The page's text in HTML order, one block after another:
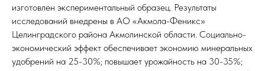
изготовлен экспериментальный образец. Результаты
исследований внедрены в АО «Акмола-Феникс»
Целинградского района Акмолинской области. Социально-
экономический эффект обеспечивает экономию минеральных
удобрений на 25-30%; повышает урожайность на 30-35%;